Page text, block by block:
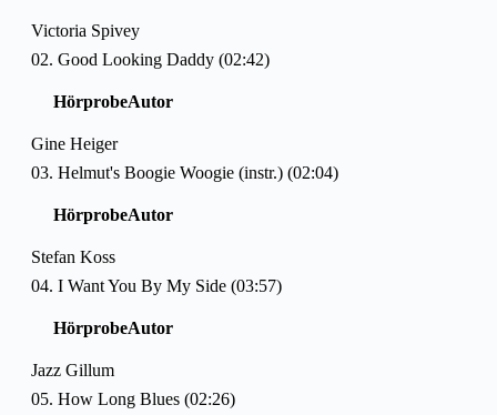
Victoria Spivey
02. Good Looking Daddy (02:42)
HörprobeAutor
Gine Heiger
03. Helmut's Boogie Woogie (instr.) (02:04)
HörprobeAutor
Stefan Koss
04. I Want You By My Side (03:57)
HörprobeAutor
Jazz Gillum
05. How Long Blues (02:26)